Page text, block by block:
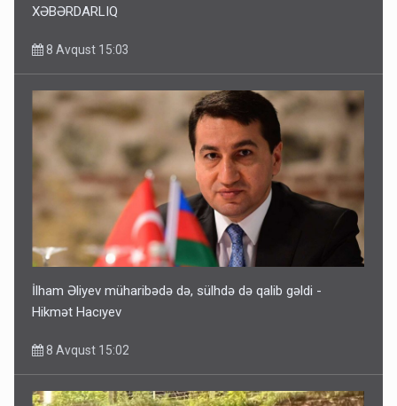
XƏBƏRDARLIQ
8 Avqust 15:03
İlham Əliyev müharibədə də, sülhdə də qalib gəldi -
Hikmət Hacıyev
8 Avqust 15:02